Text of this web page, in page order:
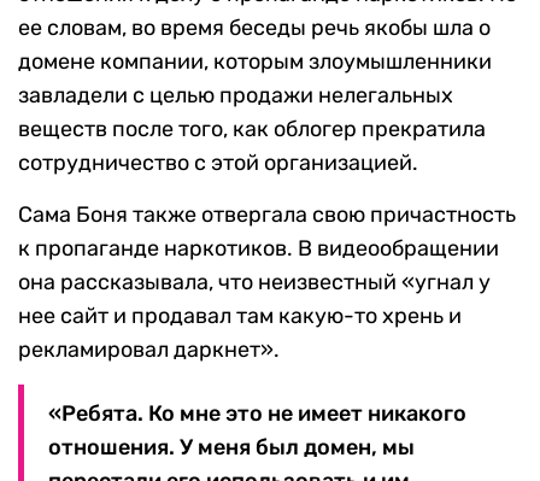
ее словам, во время беседы речь якобы шла о
домене компании, которым злоумышленники
завладели с целью продажи нелегальных
веществ после того, как облогер прекратила
сотрудничество с этой организацией.
Сама Боня также отвергала свою причастность
к пропаганде наркотиков. В видеообращении
она рассказывала, что неизвестный «угнал у
нее сайт и продавал там какую-то хрень и
рекламировал даркнет».
«Ребята. Ко мне это не имеет никакого
отношения. У меня был домен, мы